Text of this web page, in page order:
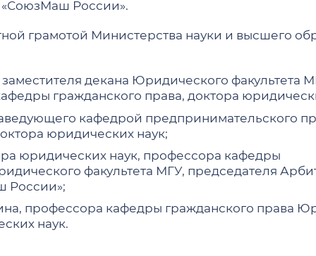
Общая информация о
Магистерские программы
Поступление в
Дни открытых дверей и
Студенческая
Кадровый состав
право»
ОБЩЕЖИТИЕ
Контактная информация
Правила внутреннего
Ломоносова
Объявления
права
и местного
регулирование
и право»
право»
и цифровое
конкурсы по
России».
грамотой Министерства науки и высшего
декана Юридического факультета
гражданского права, доктора
кафедрой предпринимательского
юридических наук;
юридических наук, профессора кафедры
факультета МГУ, председателя
России»;
профессора кафедры гражданского права
наук.